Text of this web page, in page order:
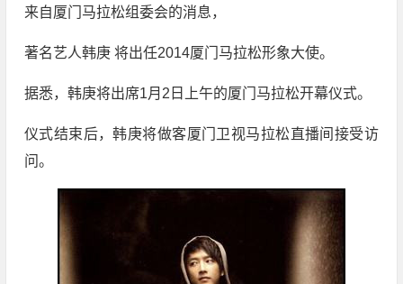
来自厦门马拉松组委会的消息，
著名艺人韩庚 将出任2014厦门马拉松形象大使。
据悉，韩庚将出席1月2日上午的厦门马拉松开幕仪式。
仪式结束后，韩庚将做客厦门卫视马拉松直播间接受访
问。